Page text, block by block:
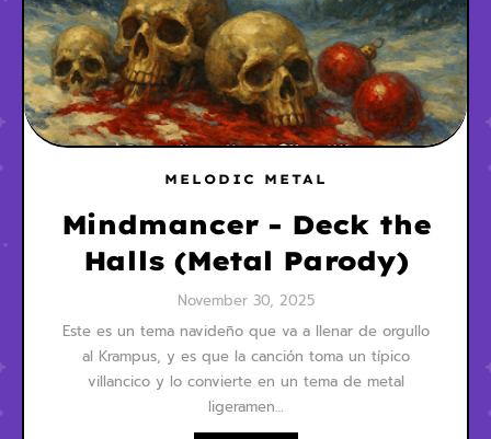
MELODIC METAL
Mindmancer - Deck the
Halls (Metal Parody)
November 30, 2025
Este es un tema navideño que va a llenar de orgullo
al Krampus, y es que la canción toma un típico
villancico y lo convierte en un tema de metal
ligeramen…